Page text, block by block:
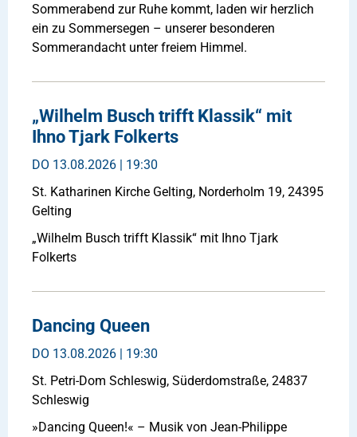
Sommerabend zur Ruhe kommt, laden wir herzlich
ein zu Sommersegen – unserer besonderen
Sommerandacht unter freiem Himmel.
„Wilhelm Busch trifft Klassik“ mit
Ihno Tjark Folkerts
DO 13.08.2026 | 19:30
St. Katharinen Kirche Gelting, Norderholm 19, 24395
Gelting
„Wilhelm Busch trifft Klassik“ mit Ihno Tjark
Folkerts
Dancing Queen
DO 13.08.2026 | 19:30
St. Petri-Dom Schleswig, Süderdomstraße, 24837
Schleswig
»Dancing Queen!« – Musik von Jean-Philippe